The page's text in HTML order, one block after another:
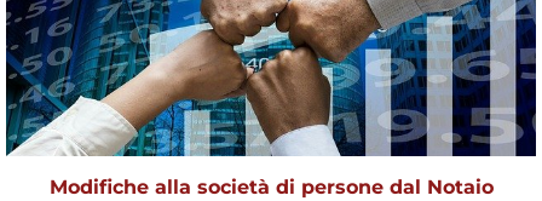
Modifiche alla società di persone dal Notaio